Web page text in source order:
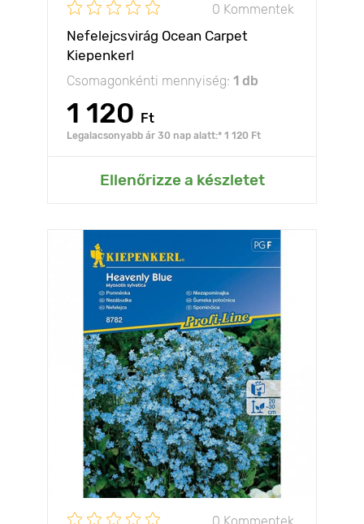
0 Kommentek
Nefelejcsvirág Ocean Carpet
Kiepenkerl
Csomagonkénti mennyiség: 1 db
1 120 Ft
Legalacsonyabb ár 30 nap alatt:* 1 120 Ft
Ellenőrizze a készletet
0 Kommentek